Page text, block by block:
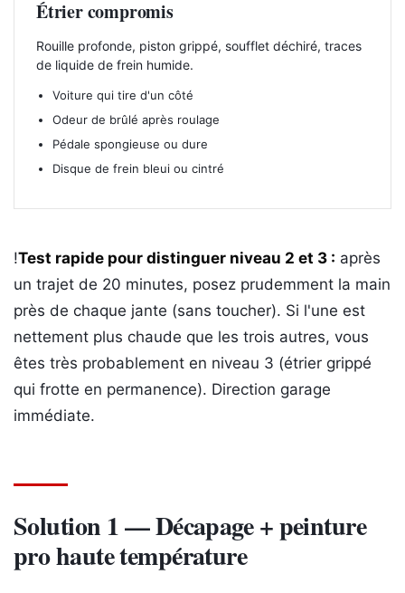
Étrier compromis
Rouille profonde, piston grippé, soufflet déchiré, traces
de liquide de frein humide.
Voiture qui tire d'un côté
Odeur de brûlé après roulage
Pédale spongieuse ou dure
Disque de frein bleui ou cintré
!Test rapide pour distinguer niveau 2 et 3 : après
un trajet de 20 minutes, posez prudemment la main
près de chaque jante (sans toucher). Si l'une est
nettement plus chaude que les trois autres, vous
êtes très probablement en niveau 3 (étrier grippé
qui frotte en permanence). Direction garage
immédiate.
Solution 1 — Décapage + peinture
pro haute température